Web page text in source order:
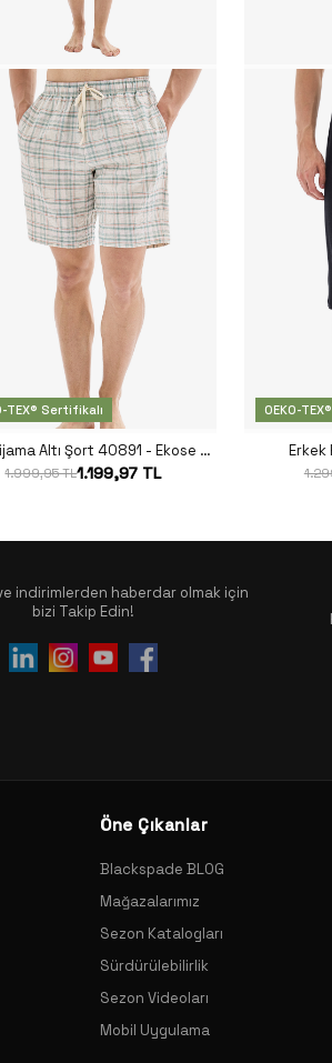
TEX® Sertifikalı
Erkek Pijama Altı Şort 40891 - Ekose Desenli
1.999,95 TL1.199,97 TL
OEKO-
Erkek
indirimlerden haberdar olmak için
bizi Takip Edin!
Öne Çıkanlar
Blackspade BLOG
Mağazalarımız
Sezon Katalogları
Sürdürülebilirlik
Sezon Videoları
Mobil Uygulama